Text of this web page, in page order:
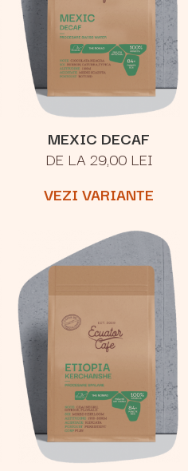
MEXIC DECAF
DE LA 29,00 LEI
VEZI VARIANTE